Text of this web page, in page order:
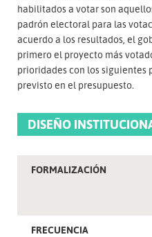
habilitados a votar son
padrón electoral para las
acuerdo a los resultados, el
primero el proyecto más
prioridades con los siguientes
previsto en el presupuesto.
DISEÑO
FORMALIZACIÓN
FRECUENCIA